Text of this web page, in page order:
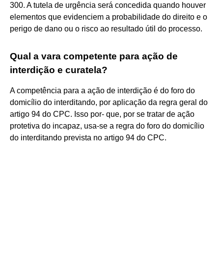
300. A tutela de urgência será concedida quando houver
elementos que evidenciem a probabilidade do direito e o
perigo de dano ou o risco ao resultado útil do processo.
Qual a vara competente para ação de
interdição e curatela?
A competência para a ação de interdição é do foro do
domicílio do interditando, por aplicação da regra geral do
artigo 94 do CPC. Isso por- que, por se tratar de ação
protetiva do incapaz, usa-se a regra do foro do domicílio
do interditando prevista no artigo 94 do CPC.